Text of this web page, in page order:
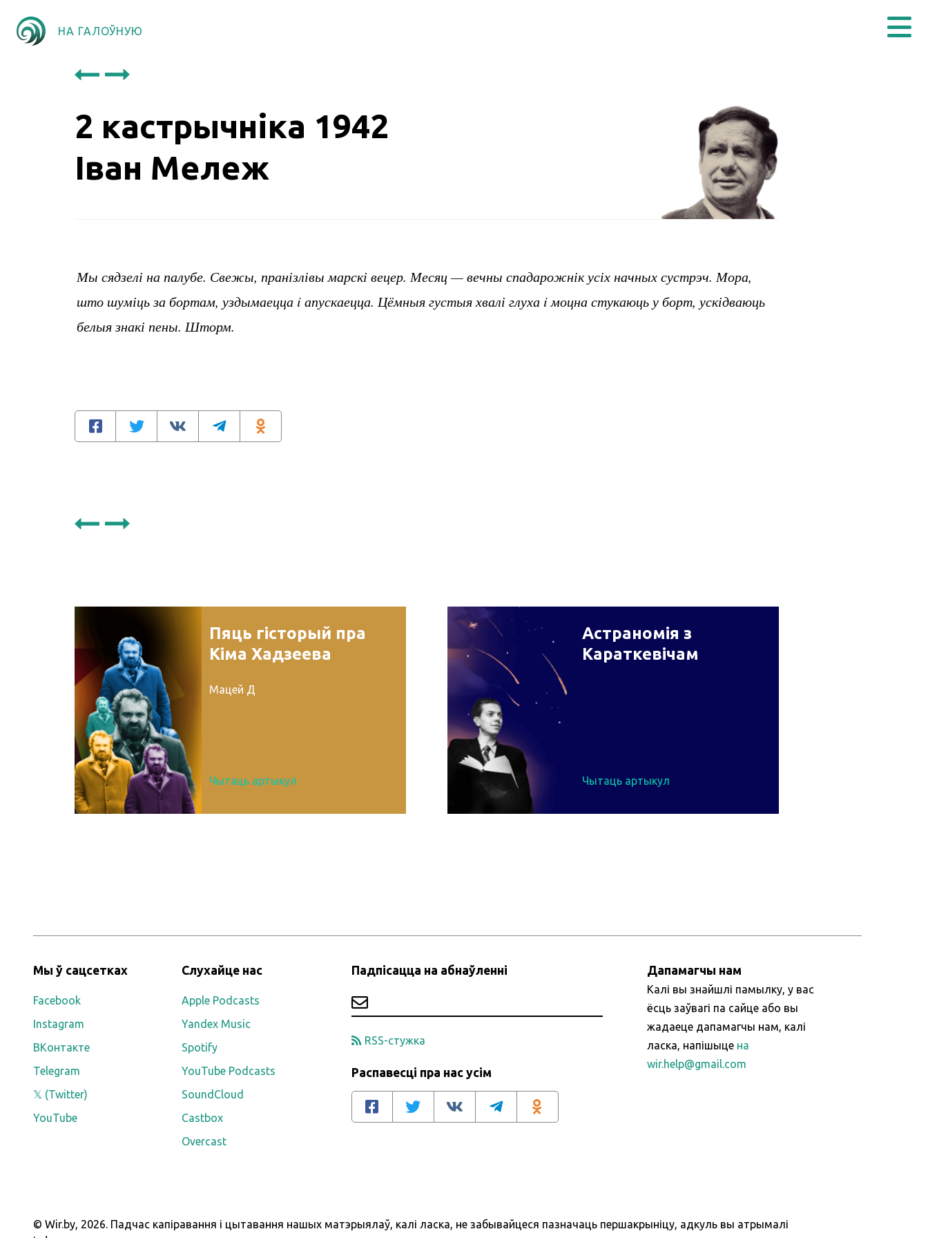
НА ГАЛОЎНУЮ
2 кастрычніка 1942
Іван Мележ
Мы сядзелі на палубе. Свежы, пранізлівы марскі вецер. Месяц — вечны спадарожнік усіх начных сустрэч. Мора,
што шуміць за бортам, уздымаецца i апускаецца. Цёмныя густыя хвалі глуха i моцна стукаюць у борт, ускідваюць
белыя знакі пены. Шторм.
Пяць гісторый пра
Кіма Хадзеева
Мацей Д
Чытаць артыкул
Астраномія з
Караткевічам
Чытаць артыкул
Мы ў сацсетках
Facebook
Instagram
ВКонтакте
Telegram
𝕏 (Twitter)
YouTube
Слухайце нас
Apple Podcasts
Yandex Music
Spotify
YouTube Podcasts
SoundCloud
Castbox
Overcast
Падпісацца на абнаўленні
RSS-стужка
Распавесці пра нас усім
Дапамагчы нам
Калі вы знайшлі памылку, у вас
ёсць заўвагі па сайце або вы
жадаеце дапамагчы нам, калі
ласка, напішыце на
wir.help@gmail.com
© Wir.by, 2026. Падчас капіравання і цытавання нашых матэрыялаў, калі ласка, не забывайцеся пазначаць першакрыніцу, адкуль вы атрымалі